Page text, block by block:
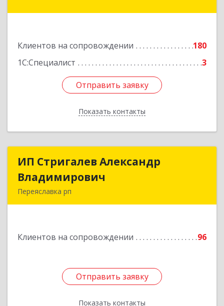
Клиентов на сопровождении
180
1С:Специалист
3
Отправить заявку
Показать контакты
Отправить заявку
Назад
ИП Стригалев Александр
Владимирович
Переяславка рп
Клиентов на сопровождении 96
Отправить заявку
Показать контакты
ИП Стригалев Александр
Подробнее
Отправить заявку
Назад